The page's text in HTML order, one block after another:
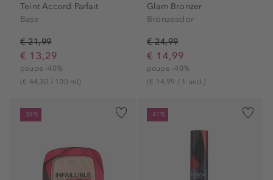
Teint Accord Parfait
Base
€ 21,99
€ 13,29
poupe -40%
(€ 44,30 / 100 ml)
Glam Bronzer
Bronzeador
€ 24,99
€ 14,99
poupe -40%
(€ 14,99 / 1 und.)
-39% -41%